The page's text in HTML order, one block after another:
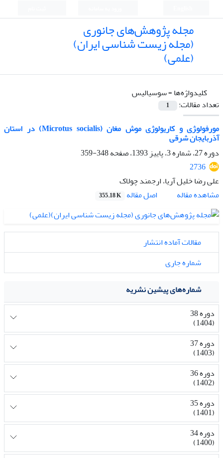
مجله پژوهش‌های جانوری
(مجله زیست شناسی ایران)
(علمی)
کلیدواژه‌ها =سوسیالیس
تعداد مقالات:
1
مورفولو‍‍‍‍‍‍‍‍‍‍‍‍‍‍‍‍‍ژی و کاریولوژی موش مغان (Microtus socialis) در استان
آذربایجان شرقی
دوره 27، شماره 3، پاییز 1393، صفحه
348-359
2736
علی رضا خلیل آریا، ارجمند چولاک
مشاهده مقاله
اصل مقاله 355.18 K
مقالات آماده انتشار
شماره جاری
شماره‌های پیشین نشریه
دوره 38
(1404)
دوره 37
(1403)
دوره 36
(1402)
دوره 35
(1401)
دوره 34
(1400)